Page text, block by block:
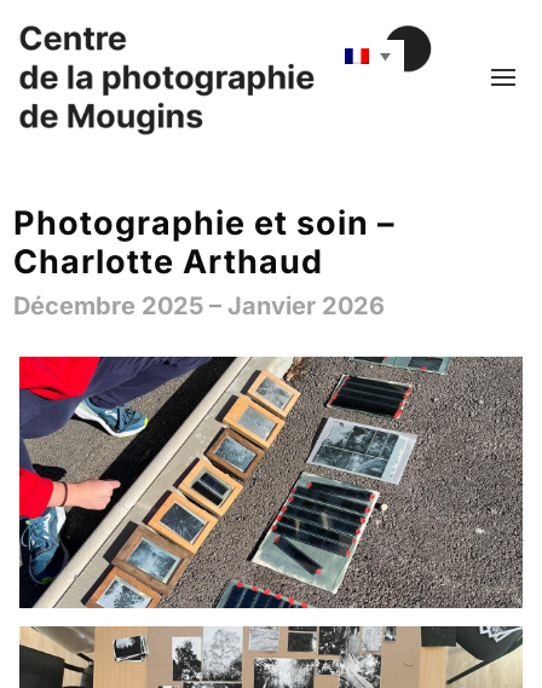
Photographie et soin –
Charlotte Arthaud
Décembre 2025 – Janvier 2026